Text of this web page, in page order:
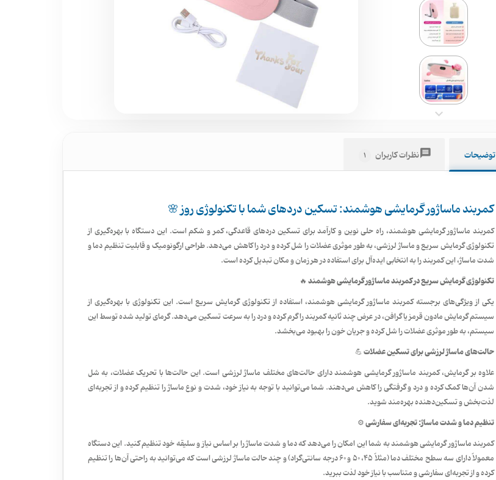
توضیحات نظرات کاربران 1
کمربند ماساژور گرمایشی هوشمند: تسکین دردهای شما با تکنولوژی روز 🌸
کمربند ماساژور گرمایشی هوشمند، راه حلی نوین و کارآمد برای تسکین دردهای قاعدگی، کمر و شکم است. این دستگاه با بهره‌گیری از
تکنولوژی گرمایش سریع و ماساژ لرزشی، به طور موثری عضلات را شل کرده و درد را کاهش می‌دهد. طراحی ارگونومیک و قابلیت تنظیم دما و
شدت ماساژ، این کمربند را به انتخابی ایده‌آل برای استفاده در هر زمان و مکان تبدیل کرده است.
تکنولوژی گرمایش سریع در کمربند ماساژور گرمایشی هوشمند 🔥
یکی از ویژگی‌های برجسته کمربند ماساژور گرمایشی هوشمند، استفاده از تکنولوژی گرمایش سریع است. این تکنولوژی با بهره‌گیری از
سیستم گرمایش مادون قرمز یا گرافن، در عرض چند ثانیه کمربند را گرم کرده و درد را به سرعت تسکین می‌دهد. گرمای تولید شده توسط این
سیستم، به طور موثری عضلات را شل کرده و جریان خون را بهبود می‌بخشد.
حالت‌های ماساژ لرزشی برای تسکین عضلات 💪
علاوه بر گرمایش، کمربند ماساژور گرمایشی هوشمند دارای حالت‌های مختلف ماساژ لرزشی است. این حالت‌ها با تحریک عضلات، به شل
شدن آن‌ها کمک کرده و درد و گرفتگی را کاهش می‌دهند. شما می‌توانید با توجه به نیاز خود، شدت و نوع ماساژ را تنظیم کرده و از تجربه‌ای
لذت‌بخش و تسکین‌دهنده بهره‌مند شوید.
تنظیم دما و شدت ماساژ: تجربه‌ای سفارشی ⚙️
کمربند ماساژور گرمایشی هوشمند به شما این امکان را می‌دهد که دما و شدت ماساژ را بر اساس نیاز و سلیقه خود تنظیم کنید. این دستگاه
معمولاً دارای سه سطح مختلف دما (مثلاً ۴۵، ۵۰ و ۶۰ درجه سانتی‌گراد) و چند حالت ماساژ لرزشی است که می‌توانید به راحتی آن‌ها را تنظیم
کرده و از تجربه‌ای سفارشی و متناسب با نیاز خود لذت ببرید.